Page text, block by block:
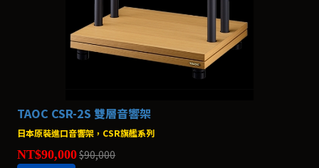
TAOC CSR-2S 雙層音響架
日本原裝進口音響架，CSR旗艦系列
NT$90,000$90,000